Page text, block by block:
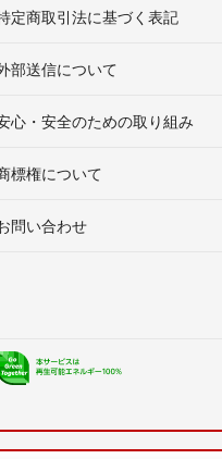
定商取引法に基づく表記
部送信について
心・安全のための取り組み
標権について
問い合わせ